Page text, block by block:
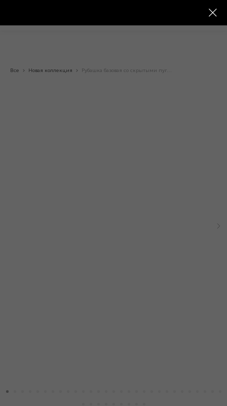
Все Новая коллекция